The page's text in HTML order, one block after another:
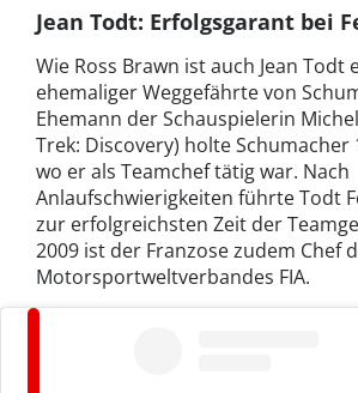
Jean Todt: Erfolgsgarant bei
Wie Ross Brawn ist auch Jean Todt
ehemaliger Weggefährte von
Ehemann der Schauspielerin
Trek: Discovery) holte Schumacher
wo er als Teamchef tätig war. Nach
Anlaufschwierigkeiten führte Todt
zur erfolgreichsten Zeit der
2009 ist der Franzose zudem Chef
Motorsportweltverbandes FIA.